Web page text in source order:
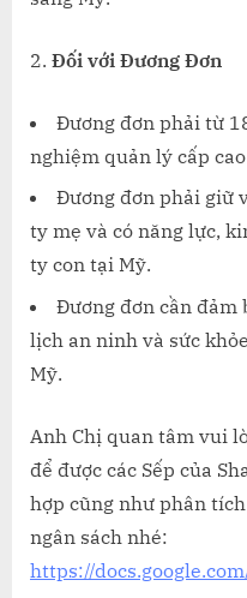
Đối với Đương Đơn
Đương đơn phải từ
nghiệm quản lý cấp
Đương đơn phải giữ
ty mẹ và có năng lực,
ty con tại Mỹ.
Đương đơn cần đảm
lịch an ninh và sức
Mỹ.
Anh Chị quan tâm vui
để được các Sếp của
hợp cũng như phân
ngân sách nhé:
https://